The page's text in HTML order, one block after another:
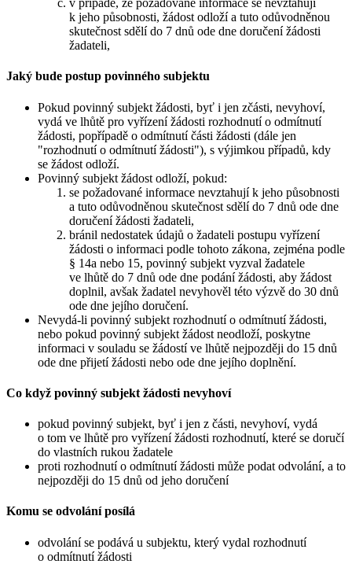
v případě, že požadované informace se nevztahují
k jeho působnosti, žádost odloží a tuto odůvodněnou
skutečnost sdělí do 7 dnů ode dne doručení žádosti
žadateli,
Jaký bude postup povinného subjektu
Pokud povinný subjekt žádosti, byť i jen zčásti, nevyhoví,
vydá ve lhůtě pro vyřízení žádosti rozhodnutí o odmítnutí
žádosti, popřípadě o odmítnutí části žádosti (dále jen
"rozhodnutí o odmítnutí žádosti"), s výjimkou případů, kdy
se žádost odloží.
Povinný subjekt žádost odloží, pokud:
se požadované informace nevztahují k jeho působnosti
a tuto odůvodněnou skutečnost sdělí do 7 dnů ode dne
doručení žádosti žadateli,
bránil nedostatek údajů o žadateli postupu vyřízení
žádosti o informaci podle tohoto zákona, zejména podle
§ 14a nebo 15, povinný subjekt vyzval žadatele
ve lhůtě do 7 dnů ode dne podání žádosti, aby žádost
doplnil, avšak žadatel nevyhověl této výzvě do 30 dnů
ode dne jejího doručení.
Nevydá-li povinný subjekt rozhodnutí o odmítnutí žádosti,
nebo pokud povinný subjekt žádost neodloží, poskytne
informaci v souladu se žádostí ve lhůtě nejpozději do 15 dnů
ode dne přijetí žádosti nebo ode dne jejího doplnění.
Co když povinný subjekt žádosti nevyhoví
pokud povinný subjekt, byť i jen z části, nevyhoví, vydá
o tom ve lhůtě pro vyřízení žádosti rozhodnutí, které se doručí
do vlastních rukou žadatele
proti rozhodnutí o odmítnutí žádosti může podat odvolání, a to
nejpozději do 15 dnů od jeho doručení
Komu se odvolání posílá
odvolání se podává u subjektu, který vydal rozhodnutí
o odmítnutí žádosti